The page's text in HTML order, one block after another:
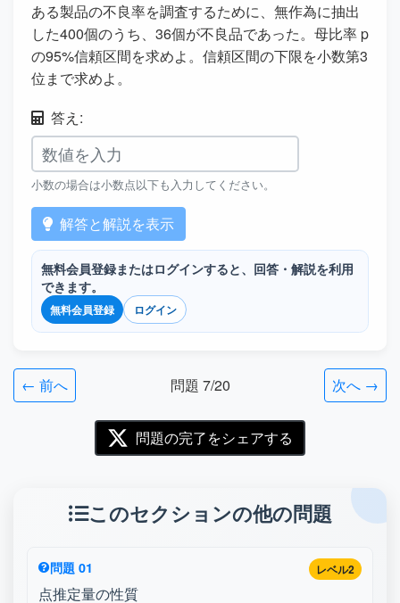
ある製品の不良率を調査するために、無作為に抽出
した400個のうち、36個が不良品であった。母比率 p
の95%信頼区間を求めよ。信頼区間の下限を小数第3
位まで求めよ。
答え:
小数の場合は小数点以下も入力してください。
解答と解説を表示
無料会員登録またはログインすると、回答・解説を利用
できます。
無料会員登録 ログイン
← 前へ 問題 7/20 次へ →
問題の完了をシェアする
このセクションの他の問題
レベル2
問題 01
点推定量の性質